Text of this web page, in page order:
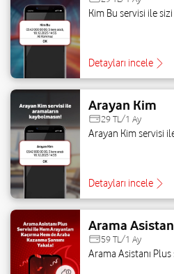
Kim Bu servisi ile
Detayları incele
Arayan Kim
29 TL/1 Ay
Arayan Kim servisi
Detayları incele
Arama
59 TL/1 Ay
Arama Asistanı